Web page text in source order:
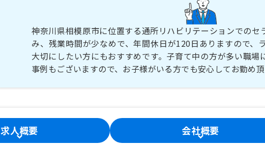
神奈川県相模原市に位置する通所リハビリテーションでのセ
み、残業時間が少なめで、年間休日が120日ありますので、
大切にしたい方にもおすすめです。子育て中の方が多い職場
事例もございますので、お子様がいる方でも安心してお勤め頂
求人概要 会社概要